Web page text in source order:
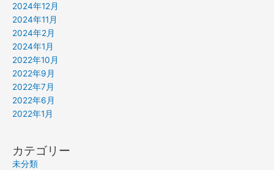
2024年12月
2024年11月
2024年2月
2024年1月
2022年10月
2022年9月
2022年7月
2022年6月
2022年1月
カテゴリー
未分類